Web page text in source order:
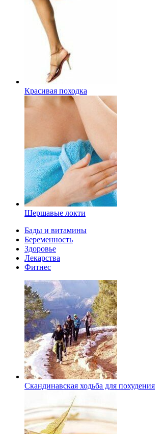
Красивая походка
Шершавые локти
Бады и витамины
Беременность
Здоровье
Лекарства
Фитнес
Скандинавская ходьба для похудения